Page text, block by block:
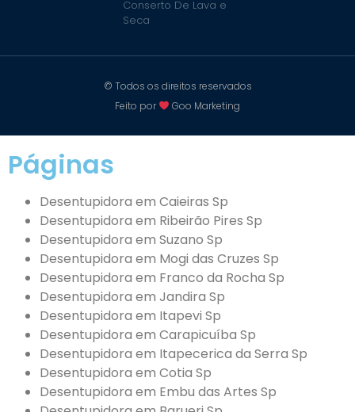
Conserto De Lava e
Seca
© Todos os direitos reservados
Feito por
Goo Marketing
Páginas
Desentupidora em Caieiras Sp
Desentupidora em Ribeirão Pires Sp
Desentupidora em Suzano Sp
Desentupidora em Mogi das Cruzes Sp
Desentupidora em Franco da Rocha Sp
Desentupidora em Jandira Sp
Desentupidora em Itapevi Sp
Desentupidora em Carapicuíba Sp
Desentupidora em Itapecerica da Serra Sp
Desentupidora em Cotia Sp
Desentupidora em Embu das Artes Sp